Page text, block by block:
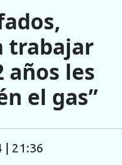
trabajar
años les
el gas”
| 21:36